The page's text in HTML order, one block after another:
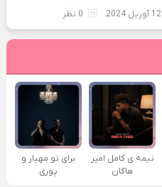
12 آوریل 2024 0 نظر
نیمه ی کامل امیر
هاکان
برای تو مهیار و
پوری